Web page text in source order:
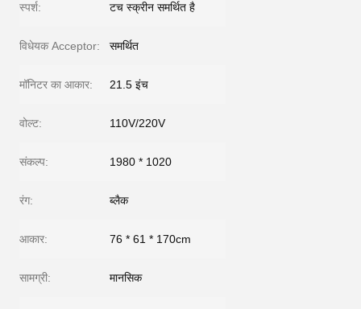
स्पर्श: टच स्क्रीन समर्थित है
विधेयक Acceptor: समर्थित
मॉनिटर का आकार: 21.5 इंच
वोल्ट: 110V/220V
संकल्प: 1980 * 1020
रंग: ब्लैक
आकार: 76 * 61 * 170cm
सामग्री: मानसिक